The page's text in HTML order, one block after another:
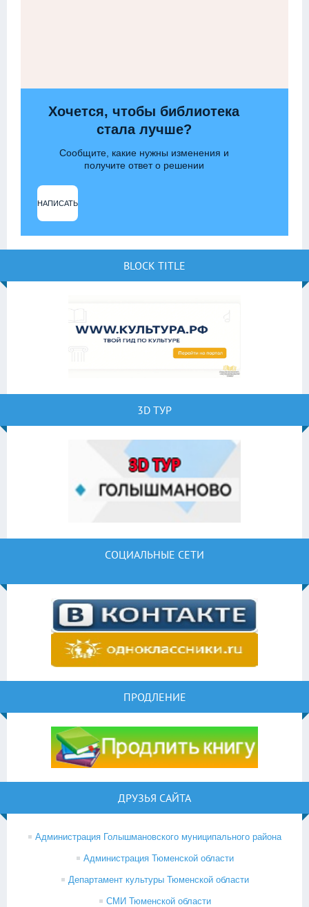
Хочется, чтобы библиотека
стала лучше?
Сообщите, какие нужны изменения и
получите ответ о решении
НАПИСАТЬ
BLOCK TITLE
3D ТУР
СОЦИАЛЬНЫЕ СЕТИ
ПРОДЛЕНИЕ
ДРУЗЬЯ САЙТА
Администрация Голышмановского муниципального района
Администрация Тюменской области
Департамент культуры Тюменской области
СМИ Тюменской области